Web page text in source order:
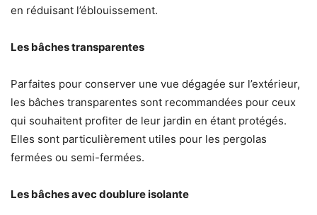
en réduisant l’éblouissement.
Les bâches transparentes
Parfaites pour conserver une vue dégagée sur l’extérieur,
les bâches transparentes sont recommandées pour ceux
qui souhaitent profiter de leur jardin en étant protégés.
Elles sont particulièrement utiles pour les pergolas
fermées ou semi-fermées.
Les bâches avec doublure isolante